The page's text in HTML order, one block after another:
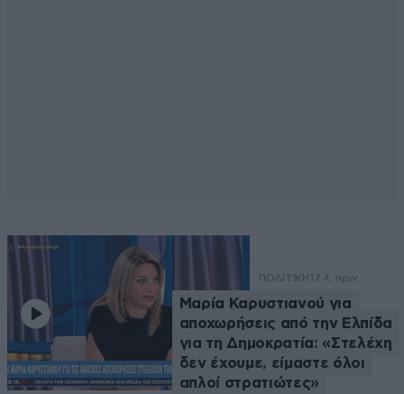
ΠΟΛΙΤΙΚΗ 17 λ. πριν
Μαρία Καρυστιανού για
αποχωρήσεις από την Ελπίδα
για τη Δημοκρατία: «Στελέχη
δεν έχουμε, είμαστε όλοι
απλοί στρατιώτες»